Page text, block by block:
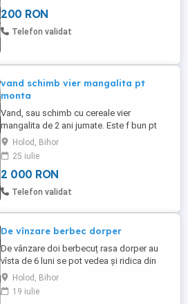
200 RON
Telefon validat
vand schimb vier mangalita pt
monta
Vand, sau schimb cu cereale vier
mangalita de 2 ani jumate. Este f bun pt
monta.Holod, Bihor
25 iulie
2 000 RON
Telefon validat
De vînzare berbec dorper
De vânzare doi berbecuț rasa dorper au
vîsta de 6 luni se pot vedea și ridica din
holod bihor
Holod, Bihor
19 iulie